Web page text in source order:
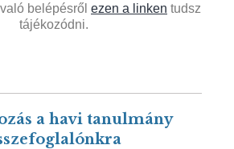
belépésről ezen a linken tudsz
tájékozódni.
a havi tanulmány